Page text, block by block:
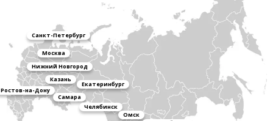
Санкт-Петербург
Москва
Нижний Новгород
Казань
Екатеринбург
Ростов-на-Дону
Самара
Челябинск
Омск